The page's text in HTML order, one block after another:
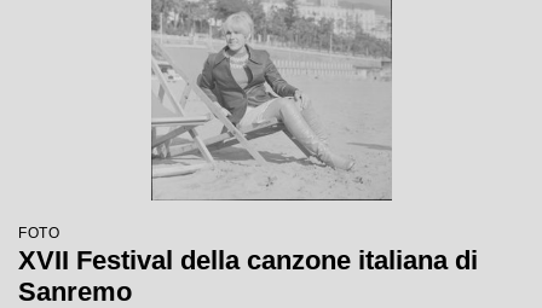
FOTO
XVII Festival della canzone italiana di
Sanremo